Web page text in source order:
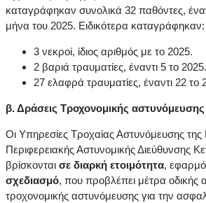
καταγράφηκαν συνολικά 32 παθόντες,
μήνα του 2025. Ειδικότερα καταγράφηκαν:
3 νεκροί, ίδιος αριθμός με το 2025.
2 βαριά τραυματίες, έναντι 5 το 2025.
27 ελαφρά τραυματίες, έναντι 22 το
β. Δράσεις Τροχονομικής αστυνόμευσης
Οι Υπηρεσίες Τροχαίας Αστυνόμευσης της
Περιφερειακής Αστυνομικής Διεύθυνσης
βρίσκονται σε διαρκή ετοιμότητα,
σχεδιασμό, που προβλέπει μέτρα οδικής
τροχονομικής αστυνόμευσης για την